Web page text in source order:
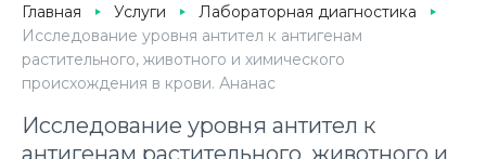
Главная Услуги
Лабораторная диагностика
Исследование уровня антител к антигенам
растительного, животного и химического
происхождения в крови. Ананас
Исследование уровня антител к
антигенам растительного, животного и